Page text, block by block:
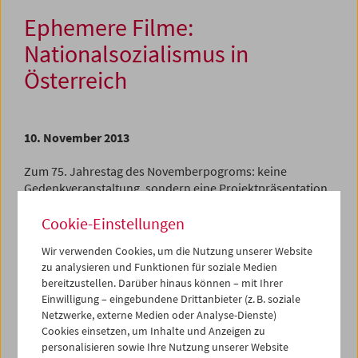
Ephemere Filme:
Nationalsozialismus in
Österreich
10. November 2013
Zum 75. Jahrestag des Novemberpogroms: keine
Gedenkveranstaltung, sondern eine Projektpräsentation.
die NS-Sammlungsbestände des Öster­reichischen
Museum. Und ein Blick in eine mögliche Zukunft des
Umgangs mit Filmen, die man „ephemere ­Filme“ genannt
hat, weil sie ­kurz­lebiger als andere sind: Amateur­filme,
Unternehmensfilme, Werbefilme, die kaum jemals für die
große Leinwand gedacht waren.
Cookie-Einstellungen
Wir verwenden Cookies, um die Nutzung unserer Website
zu analysieren und Funktionen für soziale Medien
bereitzustellen. Darüber hinaus können – mit Ihrer
Einwilligung – eingebundene Drittanbieter (z. B. soziale
Netzwerke, externe Medien oder Analyse-Dienste)
Cookies einsetzen, um Inhalte und Anzeigen zu
personalisieren sowie Ihre Nutzung unserer Website